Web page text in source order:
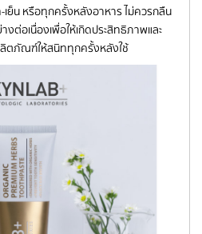
เย็น หรือทุกครั้งหลังอาหาร ไม่ควรกลืน
งต่อเนื่องเพื่อให้เกิดประสิทธิภาพและ
ตภัณฑ์ให้สนิททุกครั้งหลังใช้